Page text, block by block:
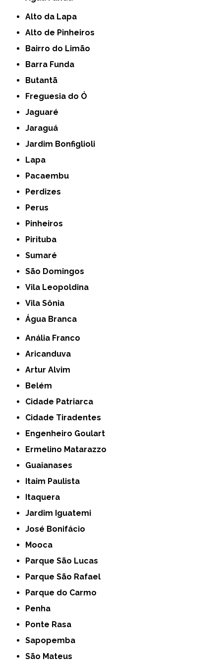
Alto da Lapa
Alto de Pinheiros
Bairro do Limão
Barra Funda
Butantã
Freguesia do Ó
Jaguaré
Jaraguá
Jardim Bonfiglioli
Lapa
Pacaembu
Perdizes
Perus
Pinheiros
Pirituba
Sumaré
São Domingos
Vila Leopoldina
Vila Sônia
Água Branca
Anália Franco
Aricanduva
Artur Alvim
Belém
Cidade Patriarca
Cidade Tiradentes
Engenheiro Goulart
Ermelino Matarazzo
Guaianases
Itaim Paulista
Itaquera
Jardim Iguatemi
José Bonifácio
Mooca
Parque São Lucas
Parque São Rafael
Parque do Carmo
Penha
Ponte Rasa
Sapopemba
São Mateus